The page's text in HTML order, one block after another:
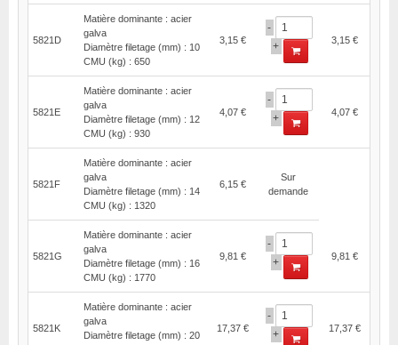
5821D
Matière dominante : acier
galva
Diamètre filetage (mm) : 10
CMU (kg) : 650
3,15 €
-
+
3,15 €
5821E
Matière dominante : acier
galva
Diamètre filetage (mm) : 12
CMU (kg) : 930
4,07 €
-
+
4,07 €
5821F
Matière dominante : acier
galva
Diamètre filetage (mm) : 14
CMU (kg) : 1320
6,15 €
Sur
demande
5821G
Matière dominante : acier
galva
Diamètre filetage (mm) : 16
CMU (kg) : 1770
9,81 €
-
+
9,81 €
5821K
Matière dominante : acier
galva
Diamètre filetage (mm) : 20
17,37 €
-
+
17,37 €